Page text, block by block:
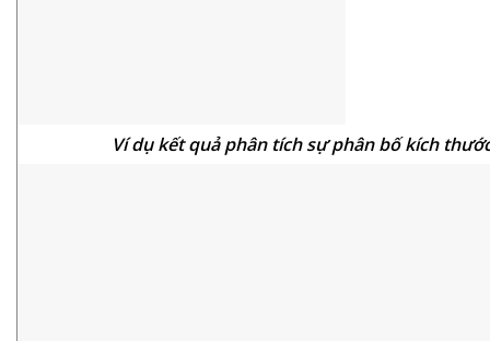
Ví dụ kết quả phân tích sự phân bố kích